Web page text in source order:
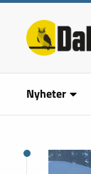
Nyheter